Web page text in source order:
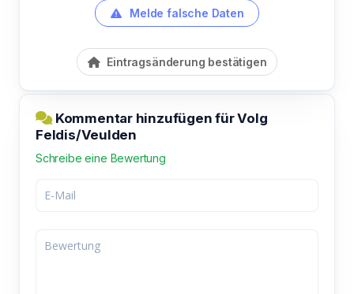
Melde falsche Daten
Eintragsänderung bestätigen
Kommentar hinzufügen für Volg
Feldis/Veulden
Schreibe eine Bewertung